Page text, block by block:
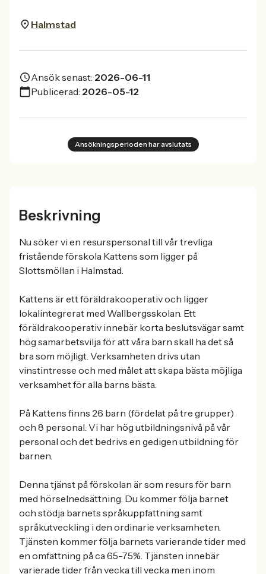
Halmstad
Ansök senast: 2026-06-11
Publicerad: 2026-05-12
Ansökningsperioden har avslutats
Beskrivning
Nu söker vi en resurspersonal till vår trevliga
fristående förskola Kattens som ligger på
Slottsmöllan i Halmstad.
Kattens är ett föräldrakooperativ och ligger
lokalintegrerat med Wallbergsskolan. Ett
föräldrakooperativ innebär korta beslutsvägar samt
hög samarbetsvilja för att våra barn skall ha det så
bra som möjligt. Verksamheten drivs utan
vinstintresse och med målet att skapa bästa möjliga
verksamhet för alla barns bästa.
På Kattens finns 26 barn (fördelat på tre grupper)
och 8 personal. Vi har hög utbildningsnivå på vår
personal och det bedrivs en gedigen utbildning för
barnen.
Denna tjänst på förskolan är som resurs för barn
med hörselnedsättning. Du kommer följa barnet
och stödja barnets språkuppfattning samt
språkutveckling i den ordinarie verksamheten.
Tjänsten kommer följa barnets varierande tider med
en omfattning på ca 65-75%. Tjänsten innebär
varierade tider från vecka till vecka men inom